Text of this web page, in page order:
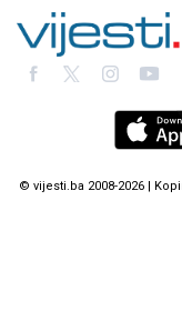
© vijesti.ba 2008-2026 |